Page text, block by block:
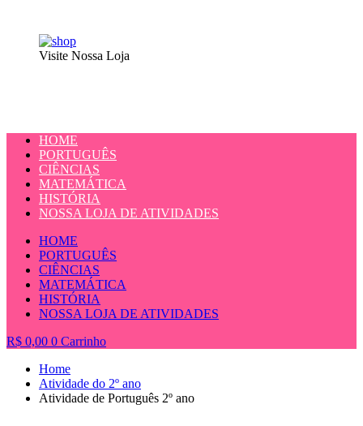
Visite Nossa Loja
HOME
PORTUGUÊS
CIÊNCIAS
MATEMÁTICA
HISTÓRIA
NOSSA LOJA DE ATIVIDADES
HOME
PORTUGUÊS
CIÊNCIAS
MATEMÁTICA
HISTÓRIA
NOSSA LOJA DE ATIVIDADES
R$ 0,00 0 Carrinho
Home
Atividade do 2º ano
Atividade de Português 2º ano